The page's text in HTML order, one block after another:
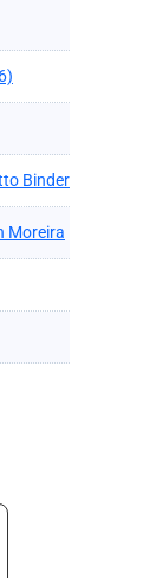
Binder
Moreira